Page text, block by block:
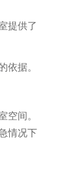
提供了
依据。
空间。
情况下